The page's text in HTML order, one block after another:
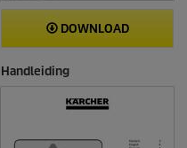
DOWNLOAD
Handleiding